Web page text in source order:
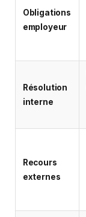
Obligations
employeur
Résolution
interne
Recours
externes